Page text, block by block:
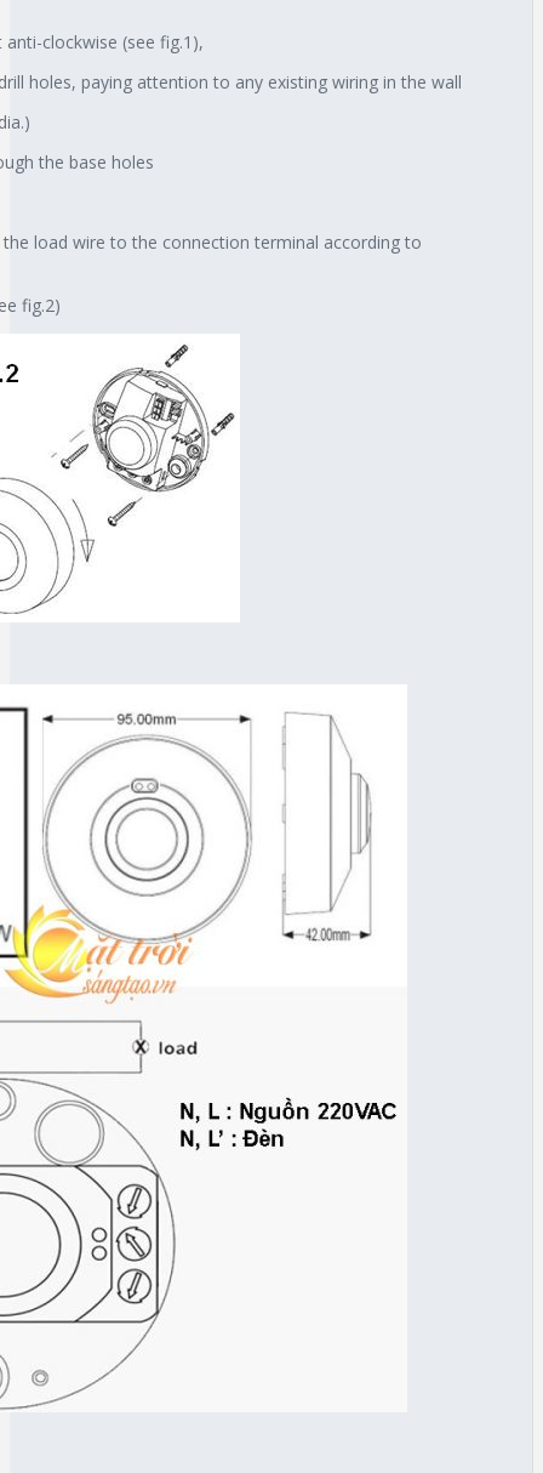
clockwise (see fig.1),
holes, paying attention to any existing wiring in the wall
the base holes
load wire to the connection terminal according to
fig.2)